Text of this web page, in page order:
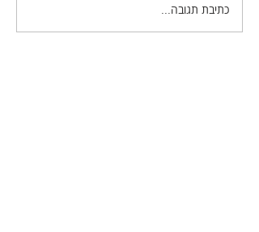
הכל אודות הפקודה
Rotate Object
כתיבת תגובה...